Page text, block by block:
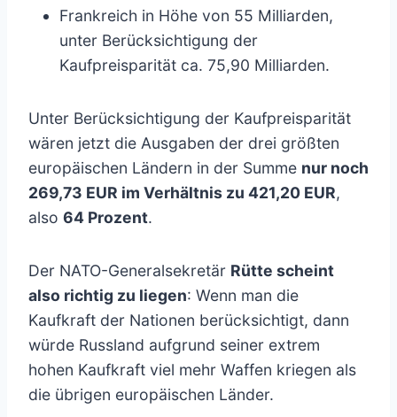
Frankreich in Höhe von 55 Milliarden,
unter Berücksichtigung der
Kaufpreisparität ca. 75,90 Milliarden.
Unter Berücksichtigung der Kaufpreisparität
wären jetzt die Ausgaben der drei größten
europäischen Ländern in der Summe nur noch
269,73 EUR im Verhältnis zu 421,20 EUR,
also 64 Prozent.
Der NATO-Generalsekretär Rütte scheint
also richtig zu liegen: Wenn man die
Kaufkraft der Nationen berücksichtigt, dann
würde Russland aufgrund seiner extrem
hohen Kaufkraft viel mehr Waffen kriegen als
die übrigen europäischen Länder.